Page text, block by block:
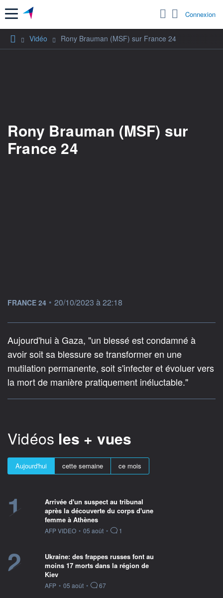
Menu Connexion
Vidéo Rony Brauman (MSF) sur France 24
Rony Brauman (MSF) sur
France 24
information fournie par
FRANCE 24 • 20/10/2023 à 22:18
Aujourd'hui à Gaza, "un blessé est condamné à
avoir soit sa blessure se transformer en une
mutilation permanente, soit s'infecter et évoluer vers
la mort de manière pratiquement inéluctable."
Vidéos les + vues
Aujourd'hui cette semaine ce mois
1
Arrivée d'un suspect au tribunal
après la découverte du corps d'une
femme à Athènes
information fournie par
AFP VIDEO • 05 août • 1
2
Ukraine: des frappes russes font au
moins 17 morts dans la région de
Kiev
information fournie par
AFP • 05 août • 67